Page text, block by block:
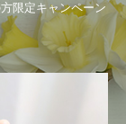
限定キャンペーン